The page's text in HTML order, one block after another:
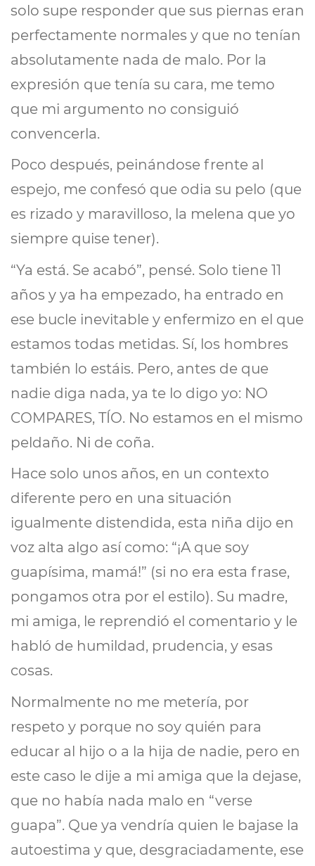
solo supe responder que sus piernas eran
perfectamente normales y que no tenían
absolutamente nada de malo. Por la
expresión que tenía su cara, me temo
que mi argumento no consiguió
convencerla.
Poco después, peinándose frente al
espejo, me confesó que odia su pelo (que
es rizado y maravilloso, la melena que yo
siempre quise tener).
“Ya está. Se acabó”, pensé. Solo tiene 11
años y ya ha empezado, ha entrado en
ese bucle inevitable y enfermizo en el que
estamos todas metidas. Sí, los hombres
también lo estáis. Pero, antes de que
nadie diga nada, ya te lo digo yo: NO
COMPARES, TÍO. No estamos en el mismo
peldaño. Ni de coña.
Hace solo unos años, en un contexto
diferente pero en una situación
igualmente distendida, esta niña dijo en
voz alta algo así como: “¡A que soy
guapísima, mamá!” (si no era esta frase,
pongamos otra por el estilo). Su madre,
mi amiga, le reprendió el comentario y le
habló de humildad, prudencia, y esas
cosas.
Normalmente no me metería, por
respeto y porque no soy quién para
educar al hijo o a la hija de nadie, pero en
este caso le dije a mi amiga que la dejase,
que no había nada malo en “verse
guapa”. Que ya vendría quien le bajase la
autoestima y que, desgraciadamente, ese